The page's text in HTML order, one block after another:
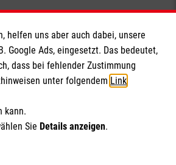
Freizeit
helfen uns aber auch dabei, unsere
Google Ads, eingesetzt. Das bedeutet,
dass bei fehlender Zustimmung
unter folgendem Link
kann.
Sie Details anzeigen.